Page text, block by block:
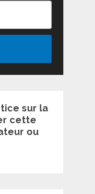
sur la
cette
ou